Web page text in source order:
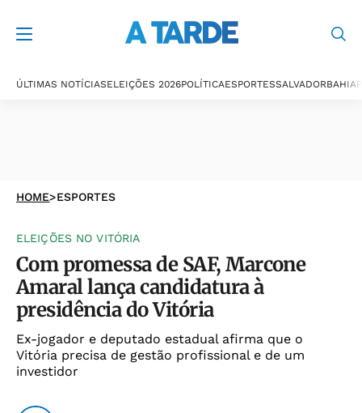
ÚLTIMAS NOTÍCIASELEIÇÕES 2026POLÍTICAESPORTESSALVADORBAHIA
HOME>ESPORTES
ELEIÇÕES NO VITÓRIA
Com promessa de SAF, Marcone
Amaral lança candidatura à
presidência do Vitória
Ex-jogador e deputado estadual afirma que o
Vitória precisa de gestão profissional e de um
investidor